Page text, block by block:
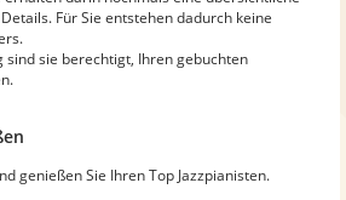
Für Sie entstehen dadurch keine
sind sie berechtigt, Ihren gebuchten
genießen Sie Ihren Top Jazzpianisten.